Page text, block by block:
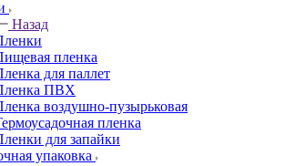
Назад
пленка
для паллет
ПВХ
воздушно-пузырьковая
пленка
для запайки
упаковка